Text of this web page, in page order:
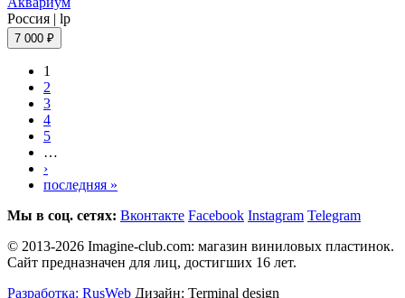
Россия | lp
7 000 ₽
1
2
3
4
5
…
›
последняя »
Мы в соц. сетях: Вконтакте Facebook Instagram Telegram
© 2013-2026 Imagine-club.com: магазин виниловых пластинок.
Сайт предназначен для лиц, достигших 16 лет.
Разработка: RusWeb Дизайн: Terminal design